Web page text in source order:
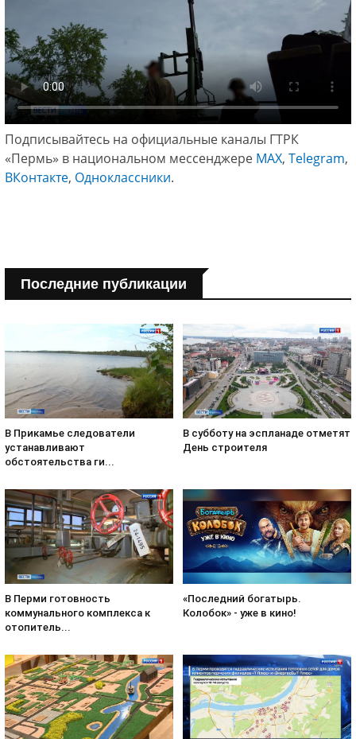
Подписывайтесь на официальные каналы ГТРК
«Пермь» в национальном мессенджере МАХ, Telegram,
ВКонтакте, Одноклассники.
Последние публикации
В Прикамье следователи
устанавливают
обстоятельства ги...
В субботу на эспланаде отметят
День строителя
В Перми готовность
коммунального комплекса к
отопитель...
«Последний богатырь.
Колобок» - уже в кино!